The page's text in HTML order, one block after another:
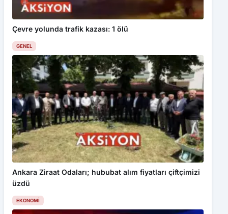
Çevre yolunda trafik kazası: 1 ölü
GENEL
Ankara Ziraat Odaları; hububat alım fiyatları çiftçimizi
üzdü
EKONOMI